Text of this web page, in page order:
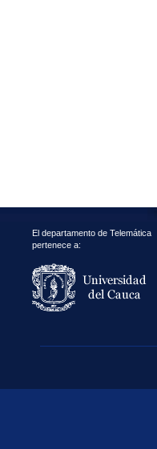
El departamento de Telemática
pertenece a: